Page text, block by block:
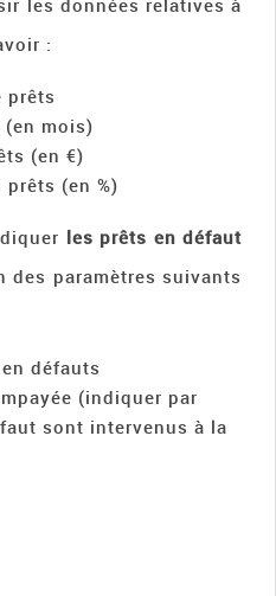
les données relatives à
:
prêts
(en mois)
(en €)
prêts (en %)
les prêts en défaut
des paramètres suivants
défauts
(indiquer par
sont intervenus à la